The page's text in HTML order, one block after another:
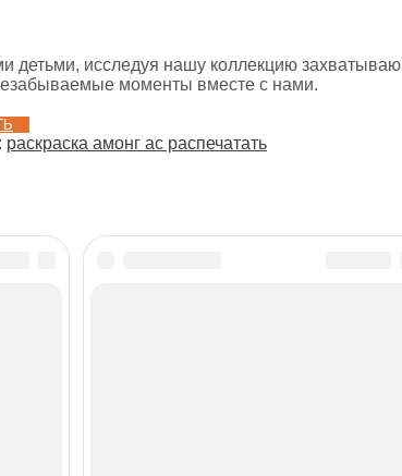
детьми, исследуя нашу коллекцию
моменты вместе с нами.
раскраска амонг ас распечатать